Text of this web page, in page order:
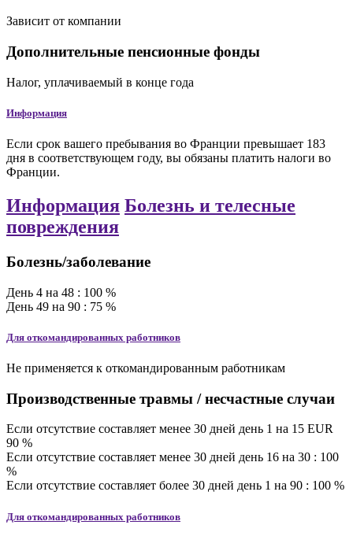
Зависит от компании
Дополнительные пенсионные фонды
Налог, уплачиваемый в конце года
Информация
Если срок вашего пребывания во Франции превышает 183
дня в соответствующем году, вы обязаны платить налоги во
Франции.
Информация Болезнь и телесные
повреждения
Болезнь/заболевание
День 4 на 48 : 100 %
День 49 на 90 : 75 %
Для откомандированных работников
Не применяется к откомандированным работникам
Производственные травмы / несчастные случаи
Если отсутствие составляет менее 30 дней день 1 на 15 EUR
90 %
Если отсутствие составляет менее 30 дней день 16 на 30 : 100
%
Если отсутствие составляет более 30 дней день 1 на 90 : 100 %
Для откомандированных работников